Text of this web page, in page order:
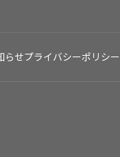
らせプライバシーポリシー